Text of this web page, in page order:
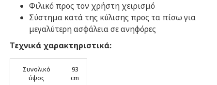
Φιλικό προς τον χρήστη χειρισμό
Σύστημα κατά της κύλισης προς τα πίσω για
μεγαλύτερη ασφάλεια σε ανηφόρες
Τεχνικά χαρακτηριστικά:
Συνολικό
ύψος
93
cm